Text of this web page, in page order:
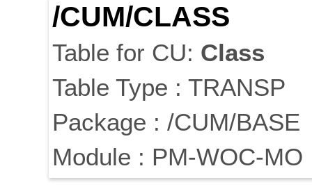
/CUM/CLASS
Table for CU: Class
Table Type : TRANSP
Package : /CUM/BASE
Module : PM-WOC-MO